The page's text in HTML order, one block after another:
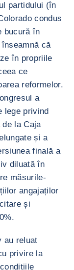
partidului (în
condus
bucură în
că
în propriile
ce
reformelor.
a
lege privind
de la Caja
și a
finală a
diluată în
măsurile-
angajaților
și
au reluat
privire la